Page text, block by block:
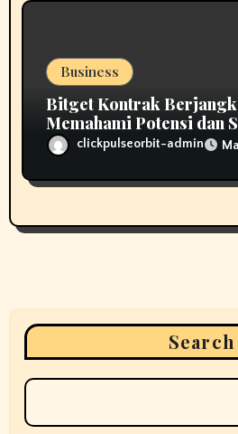
Business
Bitget Kontrak
Memahami Potensi dan
Tradingclickpulseorbit-admin
Search